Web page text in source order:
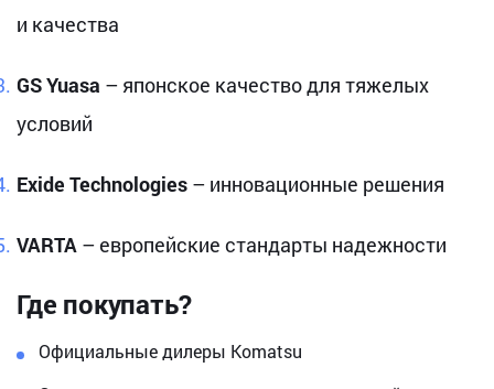
и качества
GS Yuasa – японское качество для тяжелых
условий
Exide Technologies – инновационные решения
VARTA – европейские стандарты надежности
Где покупать?
Официальные дилеры Komatsu